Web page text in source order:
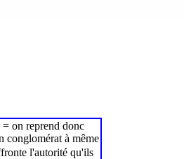
on reprend donc
conglomérat à même
l'autorité qu'ils